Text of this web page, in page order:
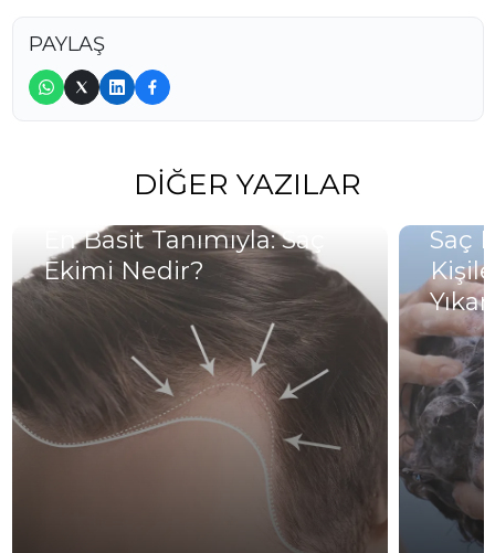
PAYLAŞ
DIĞER YAZILAR
En Basit Tanımıyla: Saç
Ekimi Nedir?
Saç